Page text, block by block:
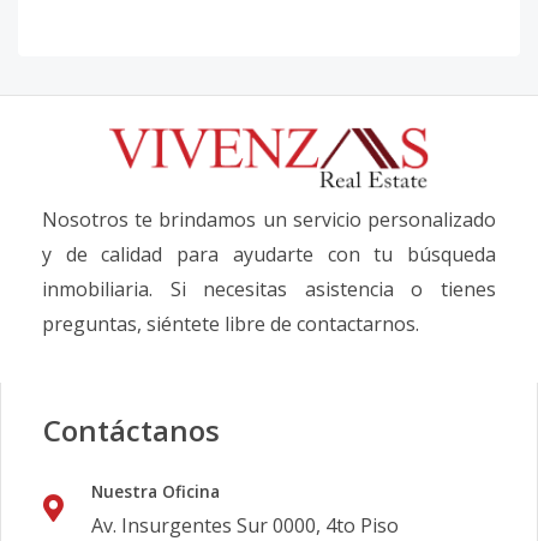
Nosotros te brindamos un servicio personalizado
y de calidad para ayudarte con tu búsqueda
inmobiliaria. Si necesitas asistencia o tienes
preguntas, siéntete libre de contactarnos.
Contáctanos
Nuestra Oficina
Av. Insurgentes Sur 0000, 4to Piso